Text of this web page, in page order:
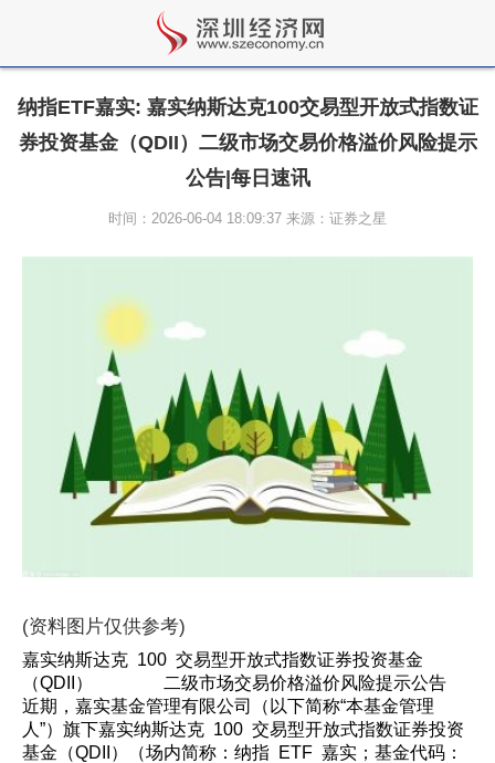
纳指ETF嘉实: 嘉实纳斯达克100交易型开放式指数证
券投资基金（QDII）二级市场交易价格溢价风险提示
公告|每日速讯
时间：2026-06-04 18:09:37 来源：证券之星
(资料图片仅供参考)
嘉实纳斯达克 100 交易型开放式指数证券投资基金
（QDII） 二级市场交易价格溢价风险提示公告
近期，嘉实基金管理有限公司（以下简称“本基金管理
人”）旗下嘉实纳斯达克 100 交易型开放式指数证券投资
基金（QDII）（场内简称：纳指 ETF 嘉实；基金代码：